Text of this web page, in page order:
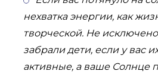
нехватка энергии, как
творческой. Не
забрали дети, если у вас
активные, а ваше Солнце